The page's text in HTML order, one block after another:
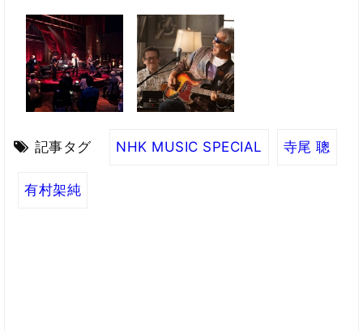
記事タグ NHK MUSIC SPECIAL 寺尾 聰
有村架純